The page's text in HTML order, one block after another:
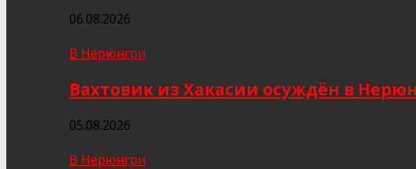
06.08.2026
В Нерюнгри
Вахтовик из Хакасии осуждён в
05.08.2026
В Нерюнгри